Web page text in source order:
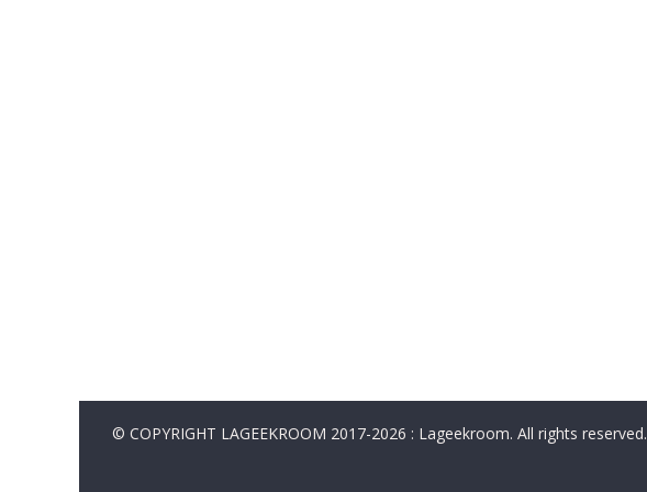
© COPYRIGHT LAGEEKROOM 2017-2026 : Lageekroom. All rights reserved.